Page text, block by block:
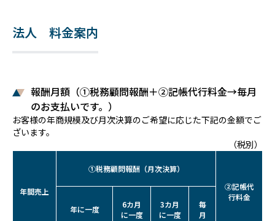
法人 料金案内
報酬月額（①税務顧問報酬＋②記帳代行料金→毎月
のお支払いです。）
お客様の年商規模及び月次決算のご希望に応じた下記の金額でご
ざいます。
（税別）
年間売上
①税務顧問報酬（月次決算）
②記帳代
行料金
年に一度
6カ月
に一度
3カ月
に一度
毎
月